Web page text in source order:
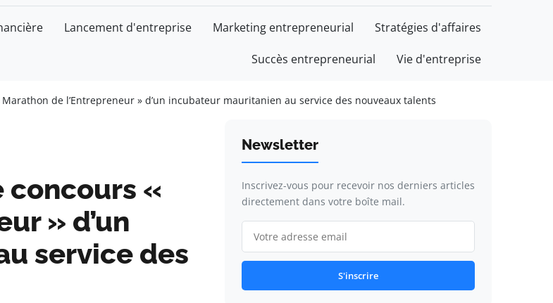
Lancement d'entreprise Marketing entrepreneurial Stratégies d'affaires
Succès entrepreneurial Vie d'entreprise
de l’Entrepreneur » d’un incubateur mauritanien au service des nouveaux talents
concours «
» d’un
service des
Newsletter
Inscrivez-vous pour recevoir nos derniers articles
directement dans votre boîte mail.
S'inscrire